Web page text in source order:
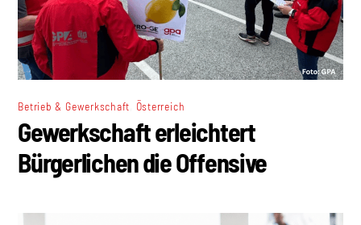
Betrieb & Gewerkschaft Österreich
Gewerkschaft erleichtert
Bürgerlichen die Offensive